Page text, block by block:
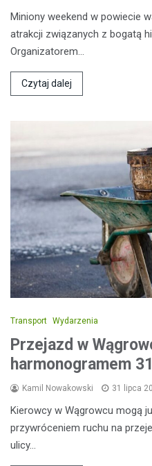
Miniony weekend w powiecie
atrakcji związanych z bogatą
Organizatorem…
Czytaj dalej
Transport Wydarzenia
Przejazd w
harmonogramem
Kamil Nowakowski 31 lipca
Kierowcy w Wągrowcu mogą
przywróceniem ruchu na
ulicy…